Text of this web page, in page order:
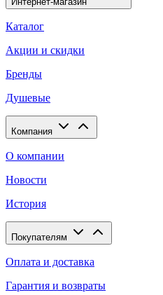
Каталог
Акции и скидки
Бренды
Душевые
Компания
О компании
Новости
История
Покупателям
Оплата и доставка
Гарантия и возвраты